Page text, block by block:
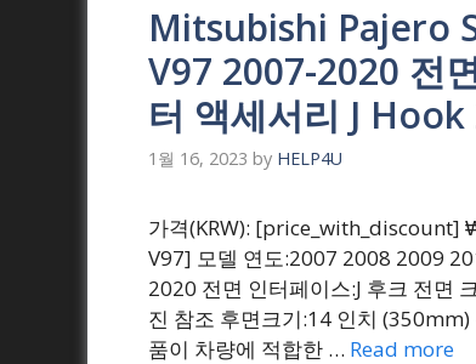
Mitsubishi Pajero
V97 2007-2020 전
터 액세서리 J
1월 16, 2023 by HELP4U
가격(KRW): [price_with_discount]
V97] 모델 연도:2007 2008 2009
2020 전면 인터페이스:J 후크 전면
진 참조 후면크기:14 인치
품이 차량에 적합한 … Read more